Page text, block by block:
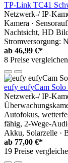
TP-Link TC41
Netzwerk-/ IP-
Kamera ·
Nachtsicht, HD
Stromversorgung:
ab 46,99 €*
8 Preise vergleichen
eufy eufyCam Solo
Netzwerk-/ IP-
Autofokus,
fähig, 2-Wege-
Akku, Solarzelle ·
ab 77,00 €*
19 Preise